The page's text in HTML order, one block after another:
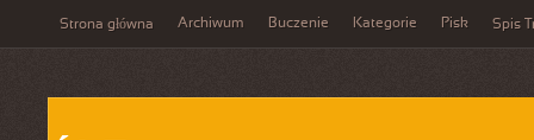
Strona główna Archiwum Buczenie Kategorie Pisk Spis